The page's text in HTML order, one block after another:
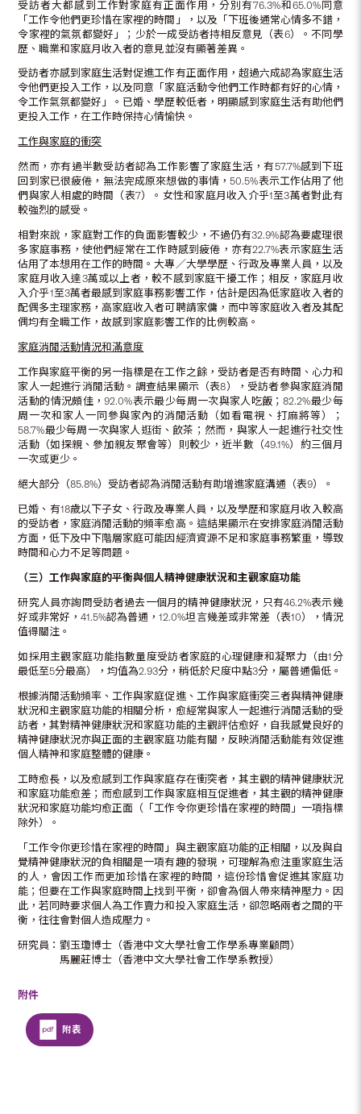
受訪者大都感到工作對家庭有正面作用，分別有76.3%和65.0%同意
「工作令他們更珍惜在家裡的時間」，以及「下班後通常心情多不錯，
令家裡的氣氛都變好」；少於一成受訪者持相反意見（表6）。不同學
歷、職業和家庭月收入者的意見並沒有顯著差異。
受訪者亦感到家庭生活對促進工作有正面作用，超過六成認為家庭生活
令他們更投入工作，以及同意「家庭活動令他們工作時都有好的心情，
令工作氣氛都變好」。已婚、學歷較低者，明顯感到家庭生活有助他們
更投入工作，在工作時保持心情愉快。
工作與家庭的衝突
然而，亦有過半數受訪者認為工作影響了家庭生活，有57.7%感到下班
回到家已很疲倦，無法完成原來想做的事情，50.5%表示工作佔用了他
們與家人相處的時間（表7）。女性和家庭月收入介乎1至3萬者對此有
較強烈的感受。
相對來說，家庭對工作的負面影響較少，不過仍有32.9%認為要處理很
多家庭事務，使他們經常在工作時感到疲倦，亦有22.7%表示家庭生活
佔用了本想用在工作的時間。大專／大學學歷、行政及專業人員，以及
家庭月收入達3萬或以上者，較不感到家庭干擾工作；相反，家庭月收
入介乎1至3萬者最感到家庭事務影響工作，估計是因為低家庭收入者的
配偶多主理家務，高家庭收入者可聘請家傭，而中等家庭收入者及其配
偶均有全職工作，故感到家庭影響工作的比例較高。
家庭消閒活動情況和滿意度
工作與家庭平衡的另一指標是在工作之餘，受訪者是否有時間、心力和
家人一起進行消閒活動。調查結果顯示（表8），受訪者參與家庭消閒
活動的情況頗佳，92.0%表示最少每周一次與家人吃飯；82.2%最少每
周一次和家人一同參與家內的消閒活動（如看電視、打麻將等）；
58.7%最少每周一次與家人逛街、飲茶；然而，與家人一起進行社交性
活動（如探親、參加親友聚會等）則較少，近半數（49.1%）約三個月
一次或更少。
絕大部分（85.8%）受訪者認為消閒活動有助增進家庭溝通（表9）。
已婚、有18歲以下子女、行政及專業人員，以及學歷和家庭月收入較高
的受訪者，家庭消閒活動的頻率愈高。這結果顯示在安排家庭消閒活動
方面，低下及中下階層家庭可能因經濟資源不足和家庭事務繁重，導致
時間和心力不足等問題。
（三）工作與家庭的平衡與個人精神健康狀況和主觀家庭功能
研究人員亦詢問受訪者過去一個月的精神健康狀況，只有46.2%表示幾
好或非常好，41.5%認為普通，12.0%坦言幾差或非常差（表10），情況
值得關注。
如採用主觀家庭功能指數量度受訪者家庭的心理健康和凝聚力（由1分
最低至5分最高），均值為2.93分，稍低於尺度中點3分，屬普通偏低。
根據消閒活動頻率、工作與家庭促進、工作與家庭衝突三者與精神健康
狀況和主觀家庭功能的相關分析，愈經常與家人一起進行消閒活動的受
訪者，其對精神健康狀況和家庭功能的主觀評估愈好，自我感覺良好的
精神健康狀況亦與正面的主觀家庭功能有關，反映消閒活動能有效促進
個人精神和家庭整體的健康。
工時愈長，以及愈感到工作與家庭存在衝突者，其主觀的精神健康狀況
和家庭功能愈差；而愈感到工作與家庭相互促進者，其主觀的精神健康
狀況和家庭功能均愈正面（「工作令你更珍惜在家裡的時間」一項指標
除外）。
「工作令你更珍惜在家裡的時間」與主觀家庭功能的正相關，以及與自
覺精神健康狀況的負相關是一項有趣的發現，可理解為愈注重家庭生活
的人，會因工作而更加珍惜在家裡的時間，這份珍惜會促進其家庭功
能；但要在工作與家庭時間上找到平衡，卻會為個人帶來精神壓力。因
此，若同時要求個人為工作賣力和投入家庭生活，卻忽略兩者之間的平
衡，往往會對個人造成壓力。
研究員：劉玉瓊博士（香港中文大學社會工作學系專業顧問）
馬麗莊博士（香港中文大學社會工作學系教授）
附件
附表